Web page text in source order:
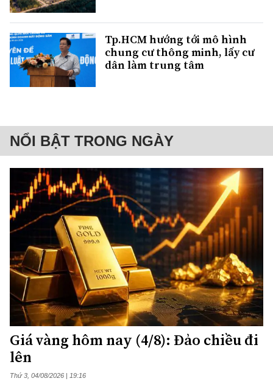
Tp.HCM hướng tới mô hình
chung cư thông minh, lấy cư
dân làm trung tâm
NỔI BẬT TRONG NGÀY
Giá vàng hôm nay (4/8): Đảo chiều đi
lên
Thứ 3, 04/08/2026 | 19:16